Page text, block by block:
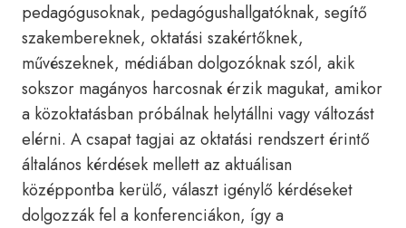
pedagógusoknak, pedagógushallgatóknak, segítő
szakembereknek, oktatási szakértőknek,
művészeknek, médiában dolgozóknak szól, akik
sokszor magányos harcosnak érzik magukat, amikor
a közoktatásban próbálnak helytállni vagy változást
elérni. A csapat tagjai az oktatási rendszert érintő
általános kérdések mellett az aktuálisan
középpontba kerülő, választ igénylő kérdéseket
dolgozzák fel a konferenciákon, így a